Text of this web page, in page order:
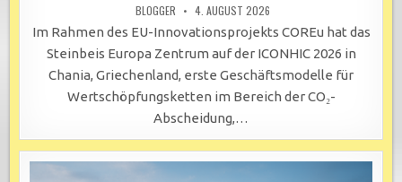
BLOGGER
4. AUGUST 2026
Im Rahmen des EU-Innovationsprojekts COREu hat das
Steinbeis Europa Zentrum auf der ICONHIC 2026 in
Chania, Griechenland, erste Geschäftsmodelle für
Wertschöpfungsketten im Bereich der CO₂-
Abscheidung,…